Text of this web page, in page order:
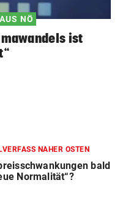
NÖ
ist
NAHER OSTEN
bald
Normalität“?